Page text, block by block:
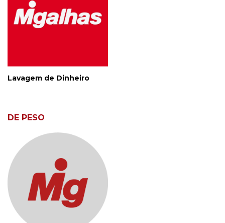
Lavagem de Dinheiro
DE PESO